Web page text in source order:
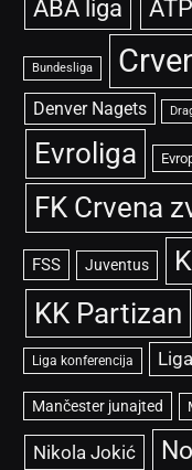
ABA liga ATP
Bundesliga
Denver Nagets
Evroliga
FK Crvena
FSS Juventus
KK Partizan
Liga konferencija
Mančester junajted
Nikola Jokić